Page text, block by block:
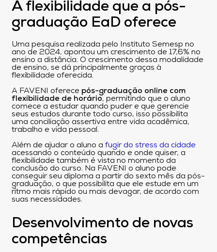
A flexibilidade que a pós-
graduação EaD oferece
Uma pesquisa realizada pelo Instituto Semesp no
ano de 2024, apontou um crescimento de 17,6% no
ensino a distância. O crescimento dessa modalidade
de ensino, se dá principalmente graças à
flexibilidade oferecida.
A FAVENI oferece pós-graduação online com
flexibilidade de horário, permitindo que o aluno
comece a estudar quando puder e que gerencie
seus estudos durante todo curso, isso possibilita
uma conciliação assertiva entre vida acadêmica,
trabalho e vida pessoal.
Além de ajudar o aluno a fugir do stress da cidade
acessando o conteúdo quando e onde quiser, a
flexibilidade também é vista no momento da
conclusão do curso. Na FAVENI o aluno pode
conseguir seu diploma a partir do sexto mês da pós-
graduação, o que possibilita que ele estude em um
ritmo mais rápido ou mais devagar, de acordo com
suas necessidades.
Desenvolvimento de novas
competências